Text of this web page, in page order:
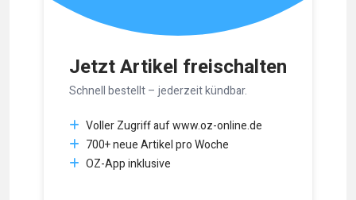
Jetzt Artikel freischalten
Schnell bestellt – jederzeit kündbar.
Voller Zugriff auf www.oz-online.de
700+ neue Artikel pro Woche
OZ-App inklusive